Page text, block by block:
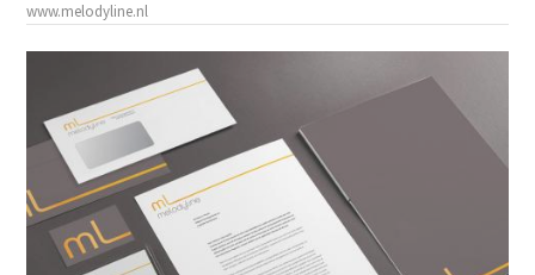
www.melodyline.nl